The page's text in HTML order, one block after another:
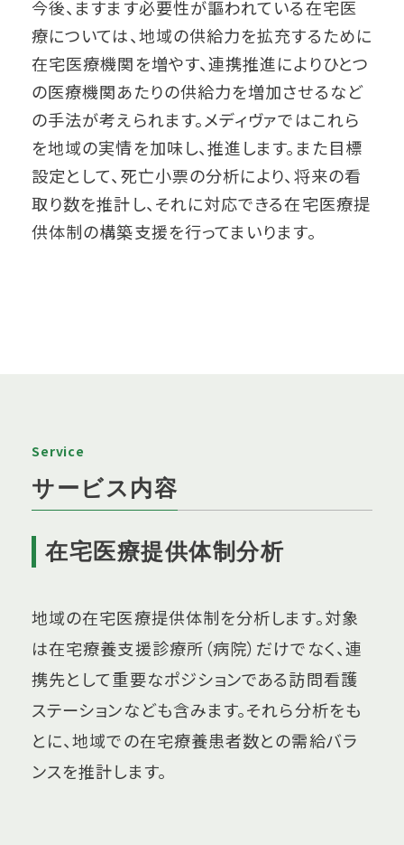
今後、ますます必要性が謳われている在宅医
療については、地域の供給力を拡充するために
在宅医療機関を増やす、連携推進によりひとつ
の医療機関あたりの供給力を増加させるなど
の手法が考えられます。メディヴァではこれら
を地域の実情を加味し、推進します。また目標
設定として、死亡小票の分析により、将来の看
取り数を推計し、それに対応できる在宅医療提
供体制の構築支援を行ってまいります。
Service
サービス内容
在宅医療提供体制分析
地域の在宅医療提供体制を分析します。対象
は在宅療養支援診療所（病院）だけでなく、連
携先として重要なポジションである訪問看護
ステーションなども含みます。それら分析をも
とに、地域での在宅療養患者数との需給バラ
ンスを推計します。